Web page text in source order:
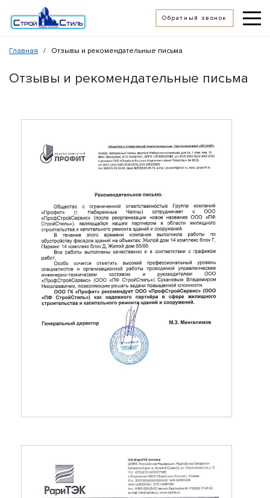
Обратный звонок
Главная / Отзывы и рекомендательные письма
Отзывы и рекомендательные письма